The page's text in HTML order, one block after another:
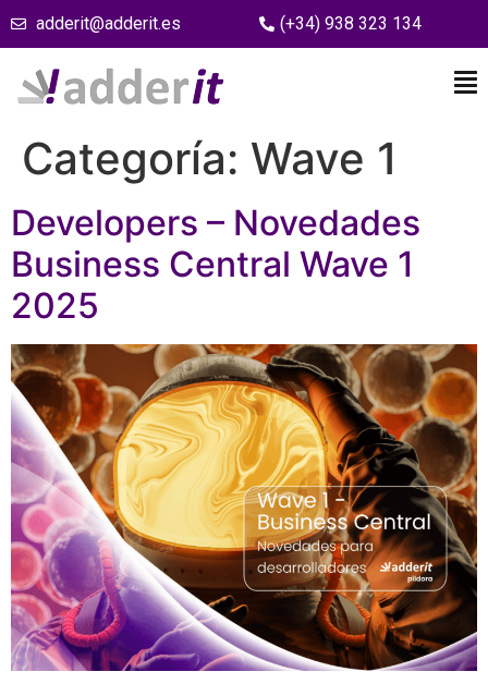
adderit@adderit.es (+34) 938 323 134
Categoría: Wave 1
Developers – Novedades
Business Central Wave 1
2025